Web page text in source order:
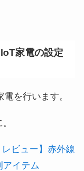
家電の設定
を行います。
レビュー】赤外線
アイテム